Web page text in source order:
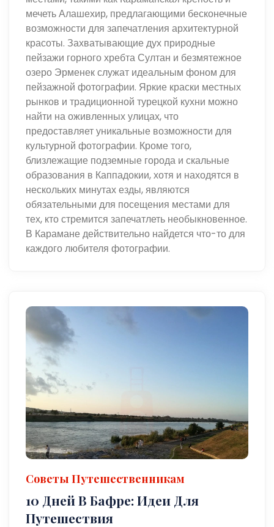
мечеть Алашехир, предлагающими бесконечные
возможности для запечатления архитектурной
красоты. Захватывающие дух природные
пейзажи горного хребта Султан и безмятежное
озеро Эрменек служат идеальным фоном для
пейзажной фотографии. Яркие краски местных
рынков и традиционной турецкой кухни можно
найти на оживленных улицах, что
предоставляет уникальные возможности для
культурной фотографии. Кроме того,
близлежащие подземные города и скальные
образования в Каппадокии, хотя и находятся в
нескольких минутах езды, являются
обязательными для посещения местами для
тех, кто стремится запечатлеть необыкновенное.
В Карамане действительно найдется что-то для
каждого любителя фотографии.
Советы Путешественникам
10 Дней В Бафре: Идеи Для
Путешествия